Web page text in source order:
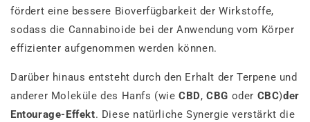
fördert eine bessere Bioverfügbarkeit der Wirkstoffe,
sodass die Cannabinoide bei der Anwendung vom Körper
effizienter aufgenommen werden können.
Darüber hinaus entsteht durch den Erhalt der Terpene und
anderer Moleküle des Hanfs (wieCBD,CBG oder CBC)der
Entourage-Effekt. Diese natürliche Synergie verstärkt die